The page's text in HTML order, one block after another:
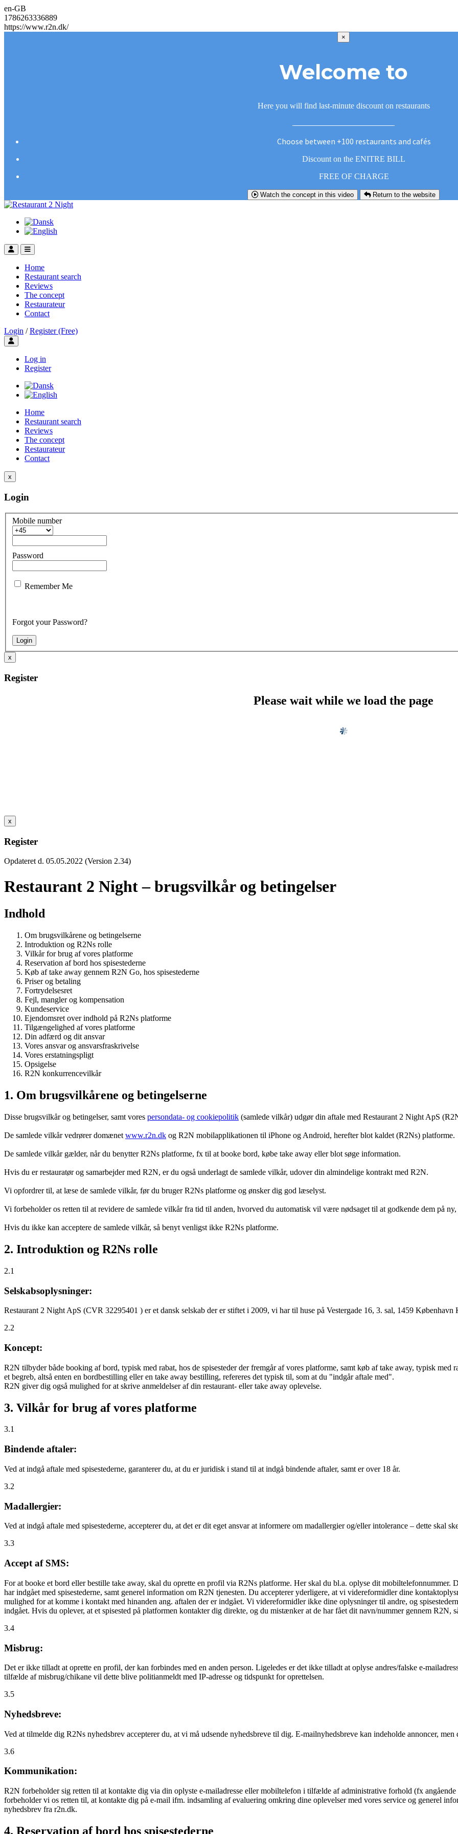
en-GB
1786263336889
https://www.r2n.dk/
×
Welcome to
Here you will find last-minute discount on restaurants
Choose between +100 restaurants and cafés
Discount on the ENITRE BILL
FREE OF CHARGE
Watch the concept in this video Return to the website
Home
Restaurant search
Reviews
The concept
Restaurateur
Contact
Login / Register (Free)
Toggle user menu
Log in
Register
Home
Restaurant search
Reviews
The concept
Restaurateur
Contact
x
Login
Mobile number
Password
Remember Me
Forgot your Password?
x
Register
Please wait while we load the page
x
Register
Opdateret d. 05.05.2022 (Version 2.34)
Restaurant 2 Night – brugsvilkår og betingelser
Indhold
Om brugsvilkårene og betingelserne
Introduktion og R2Ns rolle
Vilkår for brug af vores platforme
Reservation af bord hos spisestederne
Køb af take away gennem R2N Go, hos spisestederne
Priser og betaling
Fortrydelsesret
Fejl, mangler og kompensation
Kundeservice
Ejendomsret over indhold på R2Ns platforme
Tilgængelighed af vores platforme
Din adfærd og dit ansvar
Vores ansvar og ansvarsfraskrivelse
Vores erstatningspligt
Opsigelse
R2N konkurrencevilkår
1. Om brugsvilkårene og betingelserne
Disse brugsvilkår og betingelser, samt vores persondata- og cookiepolitik (samlede vilkår) udgør din aftale med Restaurant 2 Night ApS
De samlede vilkår vedrører domænet www.r2n.dk og R2N mobilapplikationen til iPhone og Android, herefter blot kaldet (R2Ns) platforme.
De samlede vilkår gælder, når du benytter R2Ns platforme, fx til at booke bord, købe take away eller blot søge information.
Hvis du er restauratør og samarbejder med R2N, er du også underlagt de samlede vilkår, udover din almindelige kontrakt med R2N.
Vi opfordrer til, at læse de samlede vilkår, før du bruger R2Ns platforme og ønsker dig god læselyst.
Vi forbeholder os retten til at revidere de samlede vilkår fra tid til anden, hvorved du automatisk vil være nødsaget til at godkende dem på
Hvis du ikke kan acceptere de samlede vilkår, så benyt venligst ikke R2Ns platforme.
2. Introduktion og R2Ns rolle
2.1
Selskabsoplysninger:
Restaurant 2 Night ApS (CVR 32295401 ) er et dansk selskab der er stiftet i 2009, vi har til huse på Vestergade 16, 3. sal, 1459 København
2.2
Koncept:
R2N tilbyder både booking af bord, typisk med rabat, hos de spisesteder der fremgår af vores platforme, samt køb af take away, typisk med
et begreb, altså enten en bordbestilling eller en take away bestilling, refereres det typisk til, som at du "indgår aftale med".
R2N giver dig også mulighed for at skrive anmeldelser af din restaurant- eller take away oplevelse.
3. Vilkår for brug af vores platforme
3.1
Bindende aftaler:
Ved at indgå aftale med spisestederne, garanterer du, at du er juridisk i stand til at indgå bindende aftaler, samt er over 18 år.
3.2
Madallergier:
Ved at indgå aftale med spisestederne, accepterer du, at det er dit eget ansvar at informere om madallergier og/eller intolerance – dette skal
3.3
Accept af SMS:
For at booke et bord eller bestille take away, skal du oprette en profil via R2Ns platforme. Her skal du bl.a. oplyse dit mobiltelefonnummer.
har indgået med spisestederne, samt generel information om R2N tjenesten. Du accepterer yderligere, at vi videreformidler dine
mulighed for at komme i kontakt med hinanden ang. aftalen der er indgået. Vi videreformidler ikke dine oplysninger til andre, og
indgået. Hvis du oplever, at et spisested på platformen kontakter dig direkte, og du mistænker at de har fået dit navn/nummer gennem R2N,
3.4
Misbrug:
Det er ikke tilladt at oprette en profil, der kan forbindes med en anden person. Ligeledes er det ikke tilladt at oplyse andres/falske e-
tilfælde af misbrug/chikane vil dette blive politianmeldt med IP-adresse og tidspunkt for oprettelsen.
3.5
Nyhedsbreve:
Ved at tilmelde dig R2Ns nyhedsbrev accepterer du, at vi må udsende nyhedsbreve til dig. E-mailnyhedsbreve kan indeholde annoncer,
3.6
Kommunikation:
R2N forbeholder sig retten til at kontakte dig via din oplyste e-mailadresse eller mobiltelefon i tilfælde af administrative forhold (fx
forbeholder vi os retten til, at kontakte dig på e-mail ifm. indsamling af evaluering omkring dine oplevelser med vores service og generel
nyhedsbrev fra r2n.dk.
4. Reservation af bord hos spisestederne